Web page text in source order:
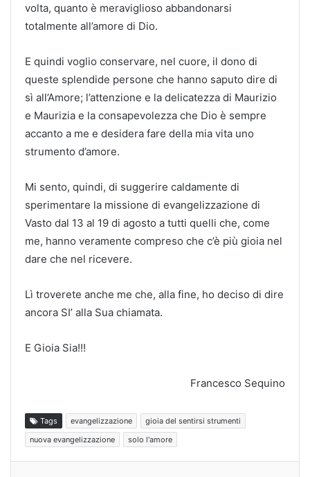
volta, quanto è meraviglioso abbandonarsi
totalmente all’amore di Dio.
E quindi voglio conservare, nel cuore, il dono di
queste splendide persone che hanno saputo dire di
sì all’Amore; l’attenzione e la delicatezza di Maurizio
e Maurizia e la consapevolezza che Dio è sempre
accanto a me e desidera fare della mia vita uno
strumento d’amore.
Mi sento, quindi, di suggerire caldamente di
sperimentare la missione di evangelizzazione di
Vasto dal 13 al 19 di agosto a tutti quelli che, come
me, hanno veramente compreso che c’è più gioia nel
dare che nel ricevere.
Lì troverete anche me che, alla fine, ho deciso di dire
ancora SI’ alla Sua chiamata.
E Gioia Sia!!!
Francesco Sequino
Tags evangelizzazione
gioia del sentirsi strumenti
nuova evangelizzazione
solo l'amore